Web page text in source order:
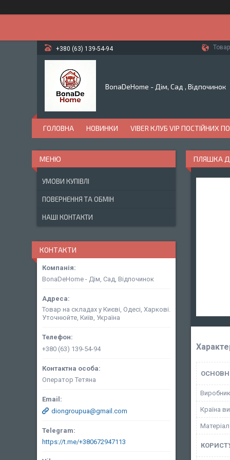
+380 (63) 139-54-94
BonaDeHome - Дім, Сад , Відпочинок
ГОЛОВНА НОВИНКИ VIBER КЛУБ VIP ПОСТІЙНИХ
ПЛЯШКА
Виробник
Країна
Матеріал
УМОВИ КУПІВЛІ
ПОВЕРНЕННЯ ТА ОБМІН
НАШІ КОНТАКТИ
КОНТАКТИ
BonaDeHome - Дім, Сад, Відпочинок
Товар на складах у Києві, Одесі, Харкові.
Уточнюйте, Київ, Україна
+380 (63) 139-54-94
Оператор Тетяна
diongroupua@gmail.com
https://t.me/+380672947113